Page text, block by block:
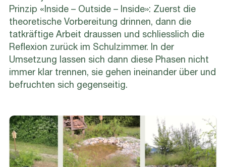
Prinzip «Inside – Outside – Inside»: Zuerst die
theoretische Vorbereitung drinnen, dann die
tatkräftige Arbeit draussen und schliesslich die
Reflexion zurück im Schulzimmer. In der
Umsetzung lassen sich dann diese Phasen nicht
immer klar trennen, sie gehen ineinander über und
befruchten sich gegenseitig.